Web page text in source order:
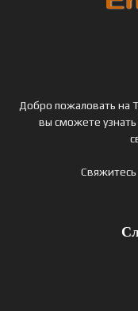
Добро пожаловать на
вы сможете узнать
Свяжитесь